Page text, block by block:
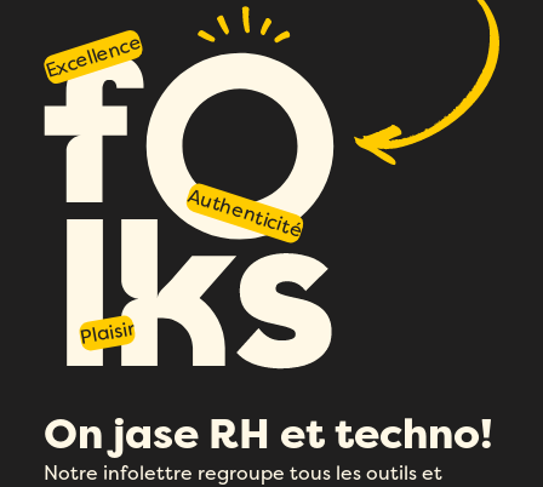
Excellence
Authenticité
Plaisir
On jase RH et techno!
Notre infolettre regroupe tous les outils et